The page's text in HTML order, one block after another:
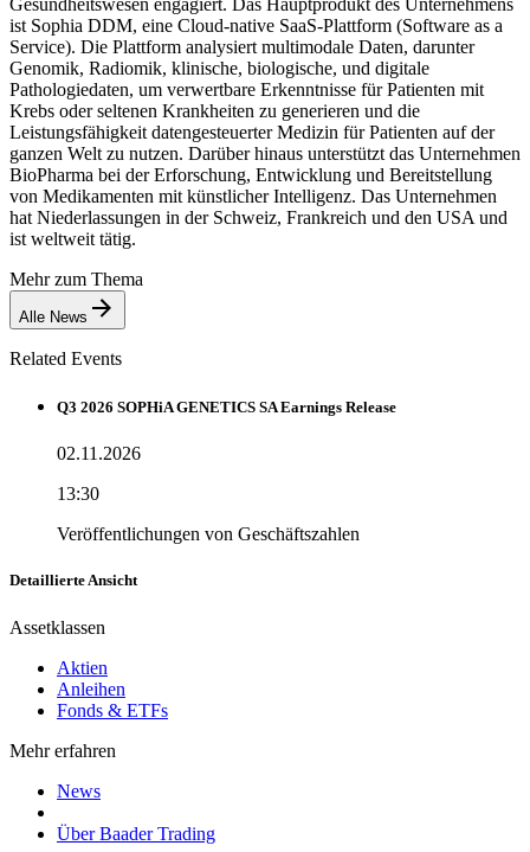
ist Sophia DDM, eine Cloud-native SaaS-Plattform (Software as a
Service). Die Plattform analysiert multimodale Daten, darunter
Genomik, Radiomik, klinische, biologische, und digitale
Pathologiedaten, um verwertbare Erkenntnisse für Patienten mit
Krebs oder seltenen Krankheiten zu generieren und die
Leistungsfähigkeit datengesteuerter Medizin für Patienten auf der
ganzen Welt zu nutzen. Darüber hinaus unterstützt das Unternehmen
BioPharma bei der Erforschung, Entwicklung und Bereitstellung
von Medikamenten mit künstlicher Intelligenz. Das Unternehmen
hat Niederlassungen in der Schweiz, Frankreich und den USA und
ist weltweit tätig.
Mehr zum Thema
Alle News
Related Events
Q3 2026 SOPHiA GENETICS SA Earnings Release
02.11.2026
13:30
Veröffentlichungen von Geschäftszahlen
Detaillierte Ansicht
Assetklassen
Aktien
Anleihen
Fonds & ETFs
Mehr erfahren
News
Über Baader Trading